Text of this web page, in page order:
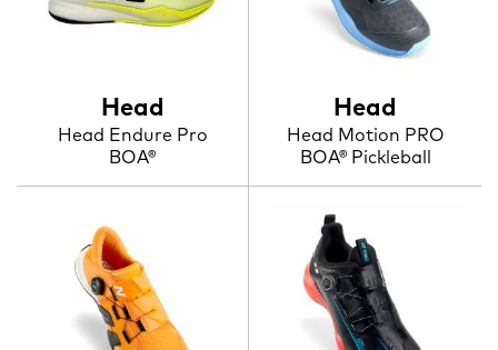
Head
Head Endure Pro
BOA®
Head
Head Motion PRO
BOA® Pickleball